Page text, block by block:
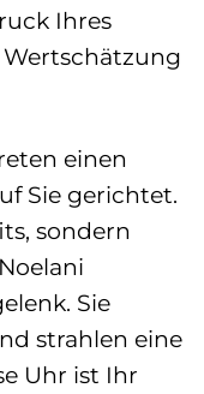
Ihres
einen
Sie gerichtet.
sondern
Sie
strahlen eine
Uhr ist Ihr